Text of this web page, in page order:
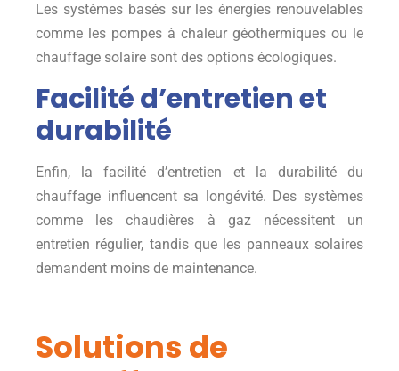
Les systèmes basés sur les énergies renouvelables
comme les pompes à chaleur géothermiques ou le
chauffage solaire sont des options écologiques.
Facilité d’entretien et
durabilité
Enfin, la facilité d’entretien et la durabilité du
chauffage influencent sa longévité. Des systèmes
comme les chaudières à gaz nécessitent un
entretien régulier, tandis que les panneaux solaires
demandent moins de maintenance.
Solutions de